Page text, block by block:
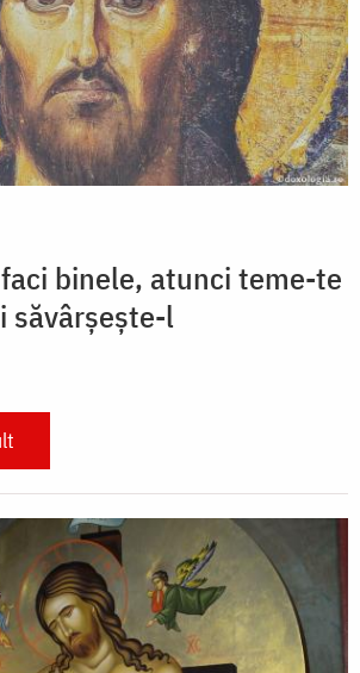
binele, atunci teme-te
săvârșește-l